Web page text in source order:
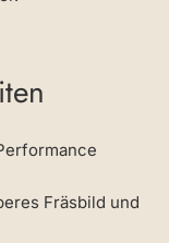
Fräsbild und